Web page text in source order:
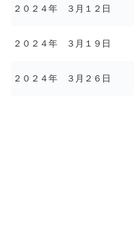
２０２４年 ３月１２日
２０２４年 ３月１９日
２０２４年 ３月２６日